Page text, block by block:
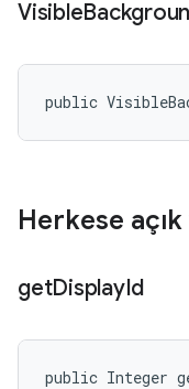
Visible
public
Herkese
getDisplayId
public Integer